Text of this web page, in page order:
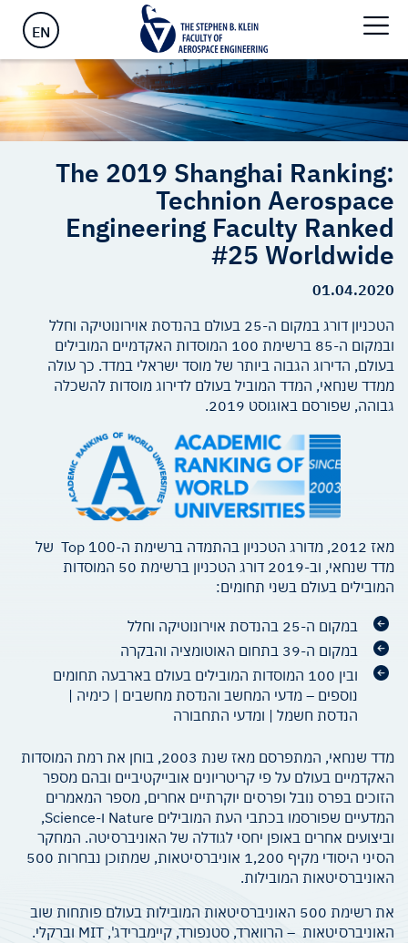
EN
Engineering Faculty Ranked #25 Worldwide
The 2019 Shanghai Ranking:
Technion Aerospace
Engineering Faculty Ranked
#25 Worldwide
01.04.2020
הטכניון דורג במקום ה-25 בעולם בהנדסת אוירונוטיקה וחלל
ובמקום ה-85 ברשימת 100 המוסדות האקדמיים המובילים
בעולם, הדירוג הגבוה ביותר של מוסד ישראלי במדד. כך עולה
ממדד שנחאי, המדד המוביל בעולם לדירוג מוסדות להשכלה
גבוהה, שפורסם באוגוסט 2019.
מאז 2012, מדורג הטכניון בהתמדה ברשימת ה-Top 100 של
מדד שנחאי, וב-2019 דורג הטכניון ברשימת 50 המוסדות
המובילים בעולם בשני תחומים:
במקום ה-25 בהנדסת אוירונוטיקה וחלל
במקום ה-39 בתחום האוטומציה והבקרה
ובין 100 המוסדות המובילים בעולם בארבעה תחומים
נוספים – מדעי המחשב והנדסת מחשבים | כימיה |
הנדסת חשמל | ומדעי התחבורה
מדד שנחאי, המתפרסם מאז שנת 2003, בוחן את רמת המוסדות
האקדמיים בעולם על פי קריטריונים אובייקטיביים ובהם מספר
הזוכים בפרס נובל ופרסים יוקרתיים אחרים, מספר המאמרים
המדעיים שפורסמו בכתבי העת המובילים Nature ו-Science,
וביצועים אחרים באופן יחסי לגודלה של האוניברסיטה. המחקר
הסיני היסודי מקיף 1,200 אוניברסיטאות, שמתוכן נבחרות 500
האוניברסיטאות המובילות.
את רשימת 500 האוניברסיטאות המובילות בעולם פותחות שוב
האוניברסיטאות – הרווארד, סטנפורד, קיימברידג', MIT וברקלי.